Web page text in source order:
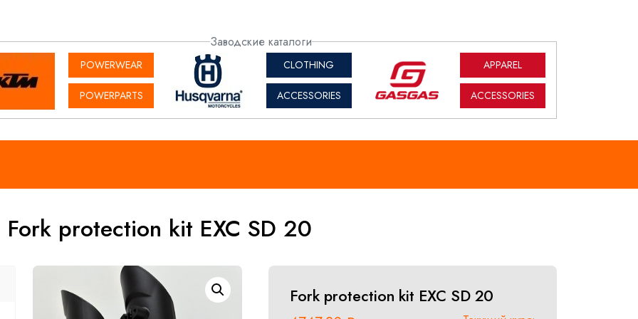
Заводские каталоги
POWERWEAR
POWERPARTS
CLOTHING
ACCESSORIES
APPAREL
ACCESSORIES
Fork protection kit EXC SD 20
Fork protection kit EXC SD 20